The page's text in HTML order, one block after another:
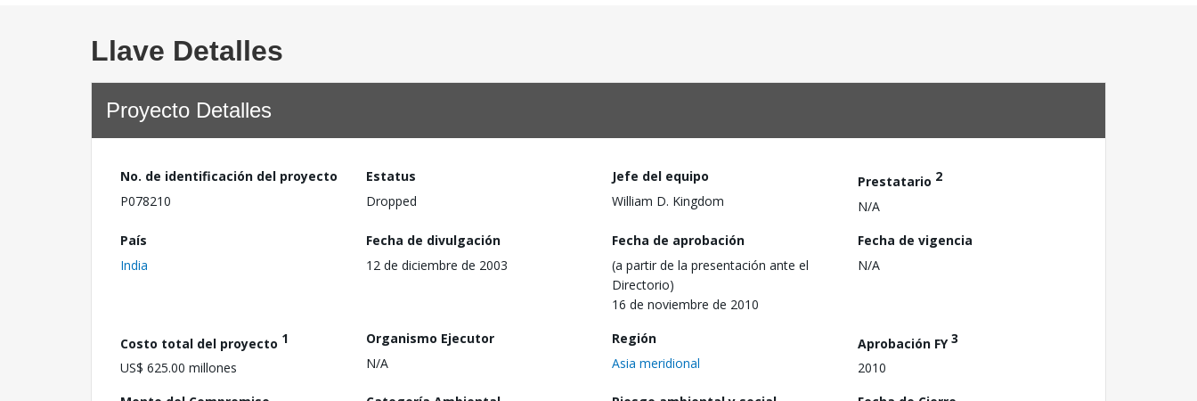
Llave Detalles
Proyecto Detalles
No. de identificación del proyecto
P078210
Estatus
Dropped
Jefe del equipo
William D. Kingdom
Prestatario 2
N/A
País
India
Fecha de divulgación
12 de diciembre de 2003
Fecha de aprobación
(a partir de la presentación ante el
Directorio)
16 de noviembre de 2010
Fecha de vigencia
N/A
Costo total del proyecto 1
US$ 625.00 millones
Organismo Ejecutor
N/A
Región
Asia meridional
Aprobación FY3
2010